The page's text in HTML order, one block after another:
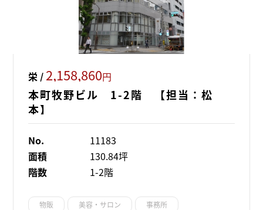
栄 / 2,158,860円
本町牧野ビル 1-2階 【担当：松
本】
No.
11183
面積
130.84坪
階数
1-2階
物販 美容・サロン 事務所